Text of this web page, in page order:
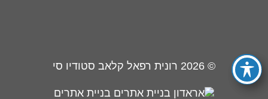
© 2026 רונית רפאל קלאב סטודיו סי
בניית אתרים